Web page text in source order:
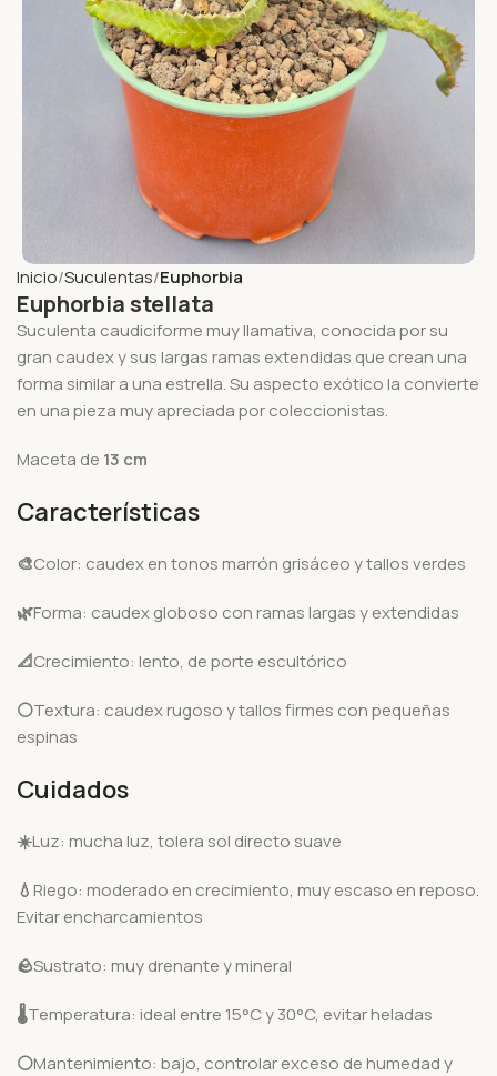
Inicio Suculentas Euphorbia
Euphorbia stellata
Suculenta caudiciforme muy llamativa, conocida por su
gran caudex y sus largas ramas extendidas que crean una
forma similar a una estrella. Su aspecto exótico la convierte
en una pieza muy apreciada por coleccionistas.
Maceta de 13 cm
Características
🎨Color: caudex en tonos marrón grisáceo y tallos verdes
🌿Forma: caudex globoso con ramas largas y extendidas
📐Crecimiento: lento, de porte escultórico
⚪Textura: caudex rugoso y tallos firmes con pequeñas
espinas
Cuidados
☀️Luz: mucha luz, tolera sol directo suave
💧 Riego: moderado en crecimiento, muy escaso en reposo.
Evitar encharcamientos
🪨Sustrato: muy drenante y mineral
🌡️Temperatura: ideal entre 15°C y 30°C, evitar heladas
⚪Mantenimiento: bajo, controlar exceso de humedad y